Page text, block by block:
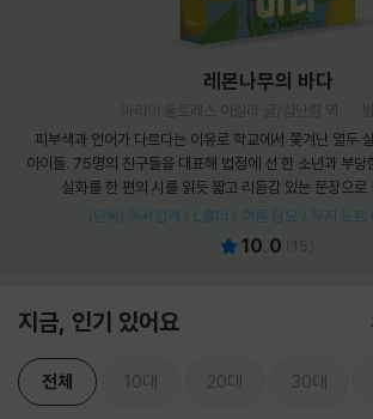
레몬나무의 바다
피부색과 언어가 다르다는 이유로 학교에서 쫓겨난 열두
아이들. 75명의 친구들을 대표해 법정에 선 한 소년과 부당
실화를 한 편의 시를 읽듯 짧고 리듬감 있는 문장으로
[단독] 독서집게 / L홀더 / 여름 담요 / 무지 노트
10.0
지금, 인기 있어요
전체 10대 20대 30대